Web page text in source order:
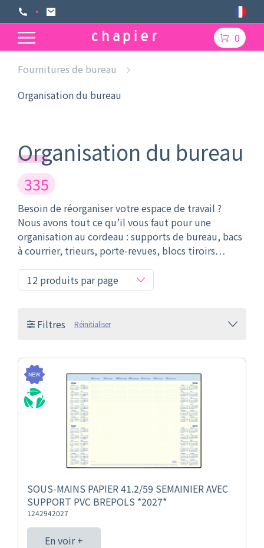
0
Fournitures de bureau
Organisation du bureau
Organisation du bureau
335
Besoin de réorganiser votre espace de travail ?
Nous avons tout ce qu’il vous faut pour une
organisation au cordeau : supports de bureau, bacs
à courrier, trieurs, porte-revues, blocs tiroirs…
Filtres Réinitialiser
SOUS-MAINS PAPIER 41.2/59 SEMAINIER AVEC
SUPPORT PVC BREPOLS *2027*
1242942027
En voir +